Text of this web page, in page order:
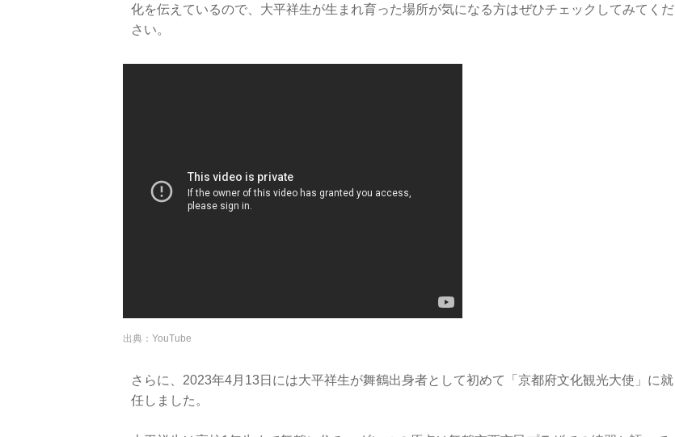
化を伝えているので、大平祥生が生まれ育った場所が気になる方はぜひチェックしてみてくだ
さい。
出典：YouTube
さらに、2023年4月13日には大平祥生が舞鶴出身者として初めて「京都府文化観光大使」に就
任しました。